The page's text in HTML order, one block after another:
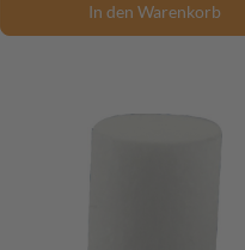
In den Warenkorb